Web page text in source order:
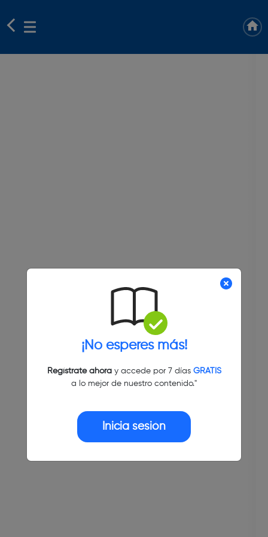
¡No esperes más!
Regístrate ahoray accede por 7 días GRATIS
a lo mejor de nuestro contenido."
Inicia sesión